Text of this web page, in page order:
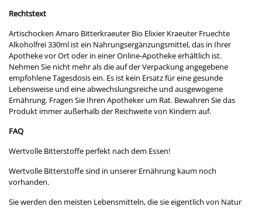
Rechtstext
Artischocken Amaro Bitterkraeuter Bio Elixier Kraeuter Fruechte
Alkoholfrei 330ml ist ein Nahrungsergänzungsmittel, das in Ihrer
Apotheke vor Ort oder in einer Online-Apotheke erhältlich ist.
Nehmen Sie nicht mehr als die auf der Verpackung angegebene
empfohlene Tagesdosis ein. Es ist kein Ersatz für eine gesunde
Lebensweise und eine abwechslungsreiche und ausgewogene
Ernährung. Fragen Sie Ihren Apotheker um Rat. Bewahren Sie das
Produkt immer außerhalb der Reichweite von Kindern auf.
FAQ
Wertvolle Bitterstoffe perfekt nach dem Essen!
Wertvolle Bitterstoffe sind in unserer Ernährung kaum noch
vorhanden.
Sie werden den meisten Lebensmitteln, die sie eigentlich von Natur